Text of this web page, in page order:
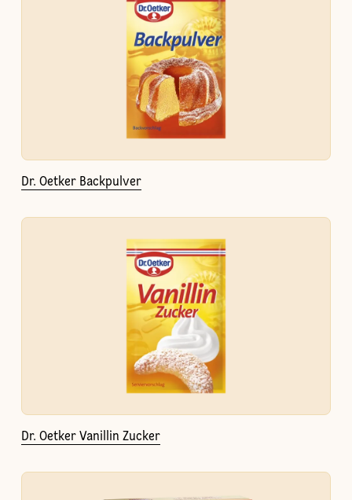
Dr. Oetker Backpulver
Dr. Oetker Vanillin Zucker